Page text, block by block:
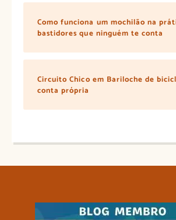
Como funciona um mochilão na
bastidores que ninguém te conta
Circuito Chico em Bariloche de
conta própria